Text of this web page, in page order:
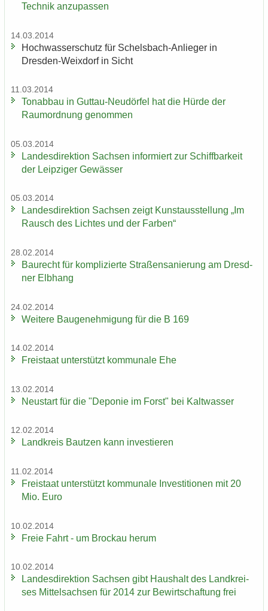
Tech­nik an­zu­pas­sen
14.03.2014
Hoch­was­ser­schutz für Schelsbach-​Anlieger in
Dresden-​Weixdorf in Sicht
11.03.2014
Ton­ab­bau in Guttau-​Neudörfel hat die Hürde der
Raum­ord­nung ge­nom­men
05.03.2014
Lan­des­di­rek­ti­on Sach­sen in­for­miert zur Schiff­bar­keit
der Leip­zi­ger Ge­wäs­ser
05.03.2014
Lan­des­di­rek­ti­on Sach­sen zeigt Kunst­aus­stel­lung „Im
Rausch des Lich­tes und der Far­ben“
28.02.2014
Bau­recht für kom­pli­zier­te Stra­ßen­sa­nie­rung am Dresd­
ner Elb­hang
24.02.2014
Wei­te­re Bau­ge­neh­mi­gung für die B 169
14.02.2014
Frei­staat un­ter­stützt kom­mu­na­le Ehe
13.02.2014
Neu­start für die "De­po­nie im Forst" bei Kalt­was­ser
12.02.2014
Land­kreis Baut­zen kann in­ves­tie­ren
11.02.2014
Frei­staat un­ter­stützt kom­mu­na­le In­ves­ti­tio­nen mit 20
Mio. Euro
10.02.2014
Freie Fahrt - um Bro­ckau herum
10.02.2014
Lan­des­di­rek­ti­on Sach­sen gibt Haus­halt des Landkrei­
ses Mit­tel­sach­sen für 2014 zur Be­wirt­schaf­tung frei